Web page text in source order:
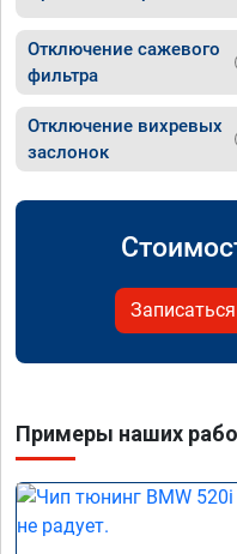
Отключение сажевого
фильтра
Отключение вихревых
заслонок
Записаться
Примеры наших